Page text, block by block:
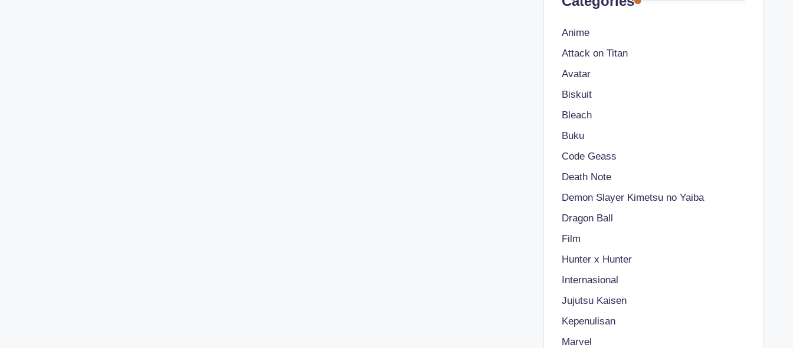
Anime
Attack on Titan
Avatar
Biskuit
Bleach
Buku
Code Geass
Death Note
Demon Slayer Kimetsu no Yaiba
Dragon Ball
Film
Hunter x Hunter
Internasional
Jujutsu Kaisen
Kepenulisan
Marvel